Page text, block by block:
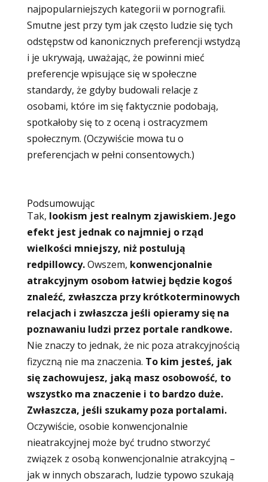
najpopularniejszych kategorii w pornografii.
Smutne jest przy tym jak często ludzie się tych
odstępstw od kanonicznych preferencji wstydzą
i je ukrywają, uważając, że powinni mieć
preferencje wpisujące się w społeczne
standardy, że gdyby budowali relacje z
osobami, które im się faktycznie podobają,
spotkałoby się to z oceną i ostracyzmem
społecznym. (Oczywiście mowa tu o
preferencjach w pełni consentowych.)
Podsumowując
Tak, lookism jest realnym zjawiskiem. Jego
efekt jest jednak co najmniej o rząd
wielkości mniejszy, niż postulują
redpillowcy.Owszem, konwencjonalnie
atrakcyjnym osobom łatwiej będzie kogoś
znaleźć, zwłaszcza przy krótkoterminowych
relacjach i zwłaszcza jeśli opieramy się na
poznawaniu ludzi przez portale randkowe.
Nie znaczy to jednak, że nic poza atrakcyjnością
fizyczną nie ma znaczenia. To kim jesteś, jak
się zachowujesz, jaką masz osobowość, to
wszystko ma znaczenie i to bardzo duże.
Zwłaszcza, jeśli szukamy poza portalami.
Oczywiście, osobie konwencjonalnie
nieatrakcyjnej może być trudno stworzyć
związek z osobą konwencjonalnie atrakcyjną –
jak w innych obszarach, ludzie typowo szukają